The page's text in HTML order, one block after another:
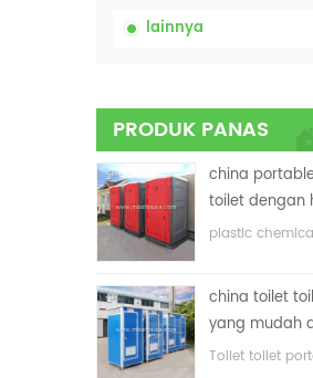
lainnya
PRODUK PANAS
china
toilet dengan
plastic
china toilet
yang mudah
untuk lokasi
Toilet toilet